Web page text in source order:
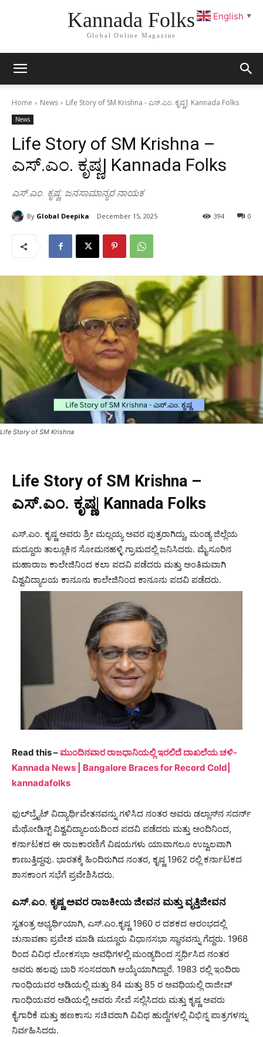
Kannada Folks
Global Online Magazine
Home News Life Story of SM Krishna - ಎಸ್.ಎಂ. ಕೃಷ್ಣ| Kannada Folks
News
Life Story of SM Krishna –
ಎಸ್.ಎಂ. ಕೃಷ್ಣ| Kannada Folks
ಎಸ್.ಎಂ. ಕೃಷ್ಣ: ಜನಸಾಮಾನ್ಯರ ನಾಯಕ
By Global Deepika December 15, 2025 0
394
Life Story of SM Krishna
Life Story of SM Krishna –
ಎಸ್.ಎಂ. ಕೃಷ್ಣ| Kannada Folks
ಎಸ್.ಎಂ. ಕೃಷ್ಣ ಅವರು ಶ್ರೀ ಮಲ್ಲಯ್ಯ ಅವರ ಪುತ್ರರಾಗಿದ್ದು, ಮಂಡ್ಯ ಜಿಲ್ಲೆಯ
ಮದ್ದೂರು ತಾಲ್ಲೂಕಿನ ಸೋಮನಹಳ್ಳಿ ಗ್ರಾಮದಲ್ಲಿ ಜನಿಸಿದರು. ಮೈಸೂರಿನ
ಮಹಾರಾಜ ಕಾಲೇಜಿನಿಂದ ಕಲಾ ಪದವಿ ಪಡೆದರು ಮತ್ತು ಅಂತಿಮವಾಗಿ
ವಿಶ್ವವಿದ್ಯಾಲಯ ಕಾನೂನು ಕಾಲೇಜಿನಿಂದ ಕಾನೂನು ಪದವಿ ಪಡೆದರು.
Read this –ಮುಂದಿನವಾರ ರಾಜಧಾನಿಯಲ್ಲಿ ಇರಲಿದೆ ದಾಖಲೆಯ ಚಳಿ-
Kannada News | Bangalore Braces for Record Cold|
kannadafolks
ಫುಲ್‌ಬ್ರೈಟ್ ವಿದ್ಯಾರ್ಥಿವೇತನವನ್ನು ಗಳಿಸಿದ ನಂತರ ಅವರು ಡಲ್ಲಾಸ್‌ನ ಸದರ್ನ್
ಮೆಥೋಡಿಸ್ಟ್ ವಿಶ್ವವಿದ್ಯಾಲಯದಿಂದ ಪದವಿ ಪಡೆದರು ಮತ್ತು ಅಂದಿನಿಂದ,
ಕರ್ನಾಟಕದ ಈ ರಾಜಕಾರಣಿಗೆ ವಿಷಯಗಳು ಯಾವಾಗಲೂ ಉಜ್ವಲವಾಗಿ
ಕಾಣುತ್ತಿದ್ದವು. ಭಾರತಕ್ಕೆ ಹಿಂದಿರುಗಿದ ನಂತರ, ಕೃಷ್ಣ 1962 ರಲ್ಲಿ ಕರ್ನಾಟಕದ
ಶಾಸಕಾಂಗ ಸಭೆಗೆ ಪ್ರವೇಶಿಸಿದರು.
ಎಸ್.ಎಂ. ಕೃಷ್ಣ ಅವರ ರಾಜಕೀಯ ಜೀವನ ಮತ್ತು ವೃತ್ತಿಜೀವನ
ಸ್ವತಂತ್ರ ಅಭ್ಯರ್ಥಿಯಾಗಿ, ಎಸ್.ಎಂ.ಕೃಷ್ಣ 1960 ರ ದಶಕದ ಆರಂಭದಲ್ಲಿ
ಚುನಾವಣಾ ಪ್ರವೇಶ ಮಾಡಿ ಮದ್ದೂರು ವಿಧಾನಸಭಾ ಸ್ಥಾನವನ್ನು ಗೆದ್ದರು. 1968
ರಿಂದ ವಿವಿಧ ಲೋಕಸಭಾ ಅವಧಿಗಳಲ್ಲಿ ಮಂಡ್ಯದಿಂದ ಸ್ಪರ್ಧಿಸಿದ ನಂತರ
ಅವರು ಹಲವು ಬಾರಿ ಸಂಸದರಾಗಿ ಆಯ್ಕೆಯಾಗಿದ್ದಾರೆ. 1983 ರಲ್ಲಿ ಇಂದಿರಾ
ಗಾಂಧಿಯವರ ಅಡಿಯಲ್ಲಿ ಮತ್ತು 84 ಮತ್ತು 85 ರ ಅವಧಿಯಲ್ಲಿ ರಾಜೀವ್
ಗಾಂಧಿಯವರ ಅಡಿಯಲ್ಲಿ ಅವರು ಸೇವೆ ಸಲ್ಲಿಸಿದರು ಮತ್ತು ಕೃಷ್ಣ ಅವರು
ಕೈಗಾರಿಕೆ ಮತ್ತು ಹಣಕಾಸು ಸಚಿವರಾಗಿ ವಿವಿಧ ಹುದ್ದೆಗಳಲ್ಲಿ ವಿಭಿನ್ನ ಪಾತ್ರಗಳನ್ನು
ನಿರ್ವಹಿಸಿದರು.
English ▼